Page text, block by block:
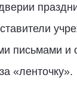
письмами и
«ленточку».